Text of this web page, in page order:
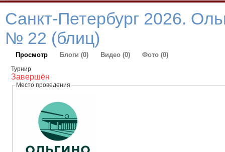
Санкт-Петербург 2026.
№ 22 (блиц)
Просмотр Блоги (0) Видео (0) Фото (0)
Турнир
Завершён
Место проведения